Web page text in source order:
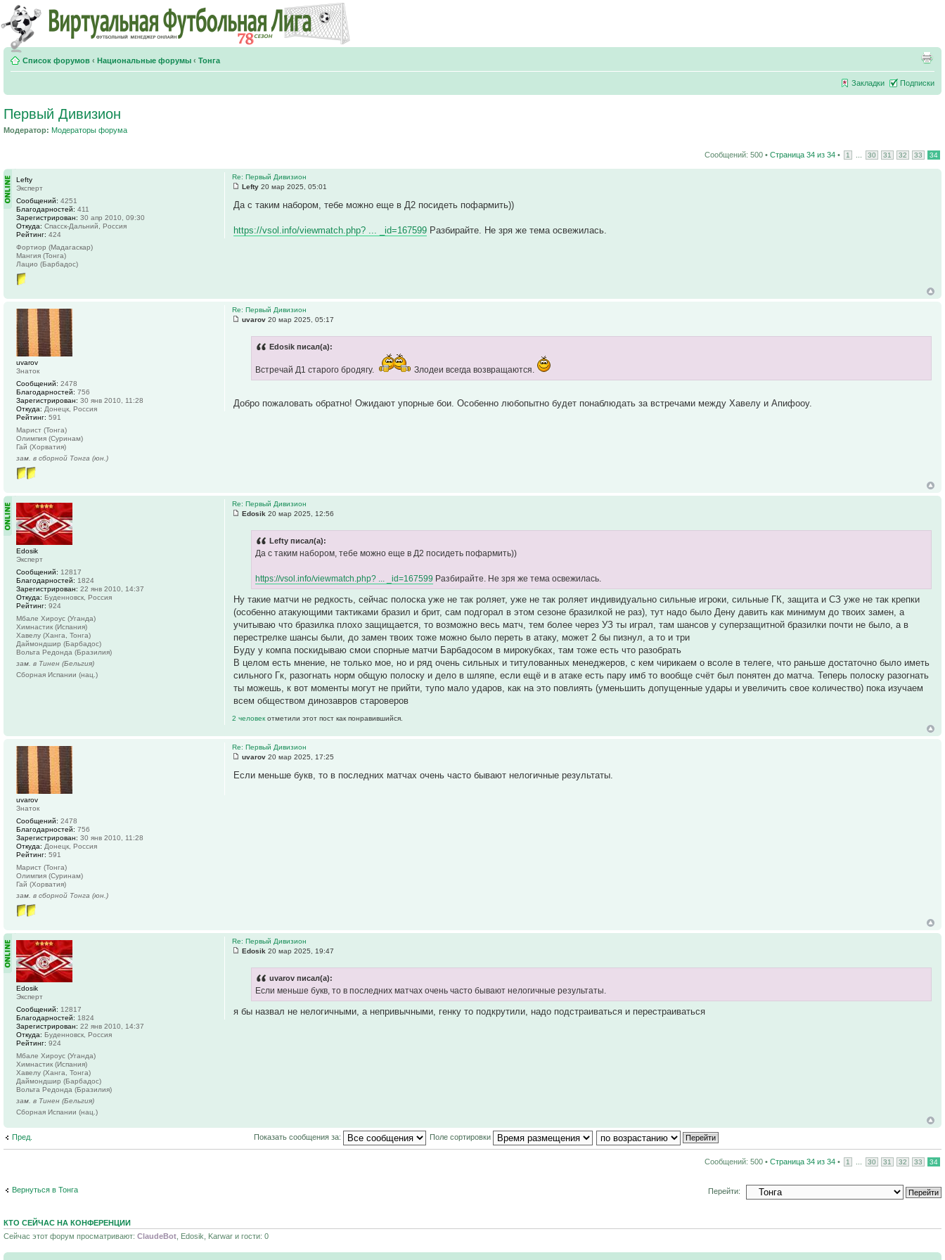
Список форумов ‹ Национальные форумы ‹ Тонга
Закладки Подписки
Первый Дивизион
Модератор: Модераторы форума
Сообщений: 500 • Страница 34 из 34 • 1 30 31 32 33 34
Re: Первый Дивизион
Lefty 20 мар 2025, 05:01
Да с таким набором, тебе можно еще в Д2 посидеть пофармить))
https://vsol.info/viewmatch.php? ... _id=167599 Разбирайте. Не зря же тема освежилась.
Lefty
Эксперт
Сообщений: 4251
Благодарностей: 411
Зарегистрирован: 30 апр 2010, 09:30
Откуда: Спасск-Дальний, Россия
Рейтинг: 424
Фортиор (Мадагаскар)
Мангия (Тонга)
Лацио (Барбадос)
Re: Первый Дивизион
uvarov 20 мар 2025, 05:17
Edosik писал(а):
Встречай Д1 старого бродягу. Злодеи всегда возвращаются.
Добро пожаловать обратно! Ожидают упорные бои. Особенно любопытно будет понаблюдать за встречами между Хавелу и Апифооу.
uvarov
Знаток
Сообщений: 2478
Благодарностей: 756
Зарегистрирован: 30 янв 2010, 11:28
Откуда: Донецк, Россия
Рейтинг: 591
Марист (Тонга)
Олимпия (Суринам)
Гай (Хорватия)
зам. в сборной Тонга (юн.)
Re: Первый Дивизион
Edosik 20 мар 2025, 12:56
Lefty писал(а):
Да с таким набором, тебе можно еще в Д2 посидеть пофармить))
https://vsol.info/viewmatch.php? ... _id=167599 Разбирайте. Не зря же тема освежилась.
Ну такие матчи не редкость, сейчас полоска уже не так роляет, уже не так роляет индивидуально сильные игроки, сильные ГК, защита и СЗ уже не так крепки
(особенно атакующими тактиками бразил и брит, сам подгорал в этом сезоне бразилкой не раз), тут надо было Дену давить как минимум до твоих замен, а
учитываю что бразилка плохо защищается, то возможно весь матч, тем более через УЗ ты играл, там шансов у суперзащитной бразилки почти не было, а в
перестрелке шансы были, до замен твоих тоже можно было переть в атаку, может 2 бы пизнул, а то и три
Буду у компа поскидываю смои спорные матчи Барбадосом в мирокубках, там тоже есть что разобрать
В целом есть мнение, не только мое, но и ряд очень сильных и титулованных менеджеров, с кем чирикаем о всоле в телеге, что раньше достаточно было иметь
сильного Гк, разогнать норм общую полоску и дело в шляпе, если ещё и в атаке есть пару имб то вообще счёт был понятен до матча. Теперь полоску разогнать
ты можешь, к вот моменты могут не прийти, тупо мало ударов, как на это повлиять (уменьшить допущенные удары и увеличить свое количество) пока изучаем
всем обществом динозавров староверов
2 человекотметили этот пост как понравившийся.
Edosik
Эксперт
Сообщений: 12817
Благодарностей: 1824
Зарегистрирован: 22 янв 2010, 14:37
Откуда: Буденновск, Россия
Рейтинг: 924
Мбале Хироус (Уганда)
Химнастик (Испания)
Хавелу (Ханга, Тонга)
Даймондшир (Барбадос)
Вольта Редонда (Бразилия)
зам. в Тинен (Бельгия)
Сборная Испании (нац.)
Re: Первый Дивизион
uvarov 20 мар 2025, 17:25
Если меньше букв, то в последних матчах очень часто бывают нелогичные результаты.
uvarov
Знаток
Сообщений: 2478
Благодарностей: 756
Зарегистрирован: 30 янв 2010, 11:28
Откуда: Донецк, Россия
Рейтинг: 591
Марист (Тонга)
Олимпия (Суринам)
Гай (Хорватия)
зам. в сборной Тонга (юн.)
Re: Первый Дивизион
Edosik 20 мар 2025, 19:47
uvarov писал(а):
Если меньше букв, то в последних матчах очень часто бывают нелогичные результаты.
я бы назвал не нелогичными, а непривычными, генку то подкрутили, надо подстраиваться и перестраиваться
Edosik
Эксперт
Сообщений: 12817
Благодарностей: 1824
Зарегистрирован: 22 янв 2010, 14:37
Откуда: Буденновск, Россия
Рейтинг: 924
Мбале Хироус (Уганда)
Химнастик (Испания)
Хавелу (Ханга, Тонга)
Даймондшир (Барбадос)
Вольта Редонда (Бразилия)
зам. в Тинен (Бельгия)
Сборная Испании (нац.)
Пред. Показать сообщения за: Поле сортировки
Сообщений: 500 • Страница 34 из 34 • 1 30 31 32 33 34
Вернуться в Тонга Перейти:
КТО СЕЙЧАС НА КОНФЕРЕНЦИИ
Сейчас этот форум просматривают: ClaudeBot , Edosik, Karwar и гости: 0